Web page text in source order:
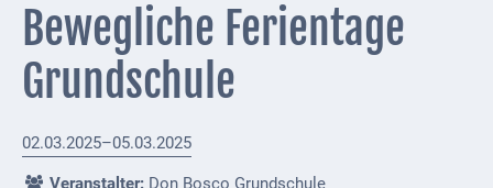
Nachrichtenarchiv
Verbandsgemeinde
Deidesheim
Polizei +
Feuerwehrmeldungen
Bewegliche Ferientage
Grundschule
02.03.2025–05.03.2025
Veranstalter: Don Bosco Grundschule